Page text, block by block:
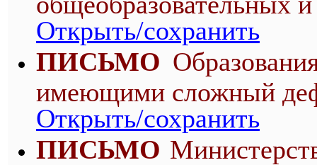
Открыть/сохранить
ПИСЬМО
имеющими сложный
Открыть/сохранить
ПИСЬМО